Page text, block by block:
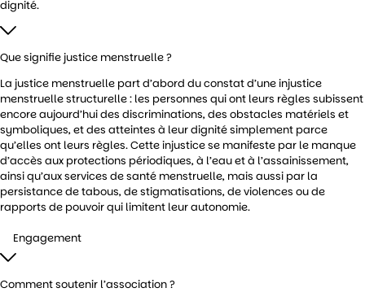
dignité.
Que signifie justice menstruelle ?
La justice menstruelle part d’abord du constat d’une injustice
menstruelle structurelle : les personnes qui ont leurs règles subissent
encore aujourd’hui des discriminations, des obstacles matériels et
symboliques, et des atteintes à leur dignité simplement parce
qu’elles ont leurs règles. Cette injustice se manifeste par le manque
d’accès aux protections périodiques, à l’eau et à l’assainissement,
ainsi qu’aux services de santé menstruelle, mais aussi par la
persistance de tabous, de stigmatisations, de violences ou de
rapports de pouvoir qui limitent leur autonomie.
Engagement
Comment soutenir l’association ?